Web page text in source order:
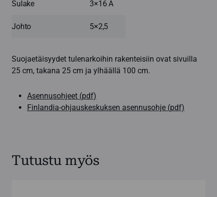
Sulake 3×16 A
Johto 5×2,5
Suojaetäisyydet tulenarkoihin rakenteisiin ovat sivuilla
25 cm, takana 25 cm ja ylhäällä 100 cm.
Asennusohjeet (pdf)
Finlandia-ohjauskeskuksen asennusohje (pdf)
Tutustu myös